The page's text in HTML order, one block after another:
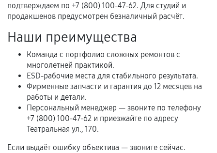
Естественный износ деталей, если иное не
предусмотрено отдельно.
Обращение после окончания гарантийного
срока.
Программные сбои, если это не указано в
отдельных условиях.
Если комплектующие куплены
самостоятельно
Гарантия на выполненные работы может
подтверждаем по +7 (800) 100-47-62. Для студий и
продакшенов предусмотрен безналичный расчёт.
Наши преимущества
Команда с портфолио сложных ремонтов с
многолетней практикой.
ESD-рабочие места для стабильного результата.
Фирменные запчасти и гарантия до 12 месяцев на
работы и детали.
Персональный менеджер — звоните по телефону
+7 (800) 100-47-62 и приезжайте по адресу
Театральная ул., 170.
Если выдаёт ошибку объектива — звоните сейчас.